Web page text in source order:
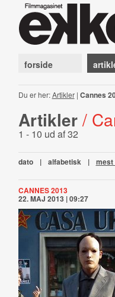
forside
Du er her:Artikler| Cannes
Artikler /
1 - 10 ud af 32
dato | alfabetisk |
CANNES 2013
22. MAJ 2013 | 09:27